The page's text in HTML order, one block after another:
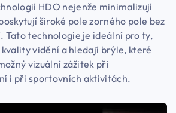
HDO nejenže minimalizují
široké pole zorného pole bez
Tato technologie je ideální pro ty,
vidění a hledají brýle, které
vizuální zážitek při
i při sportovních aktivitách.